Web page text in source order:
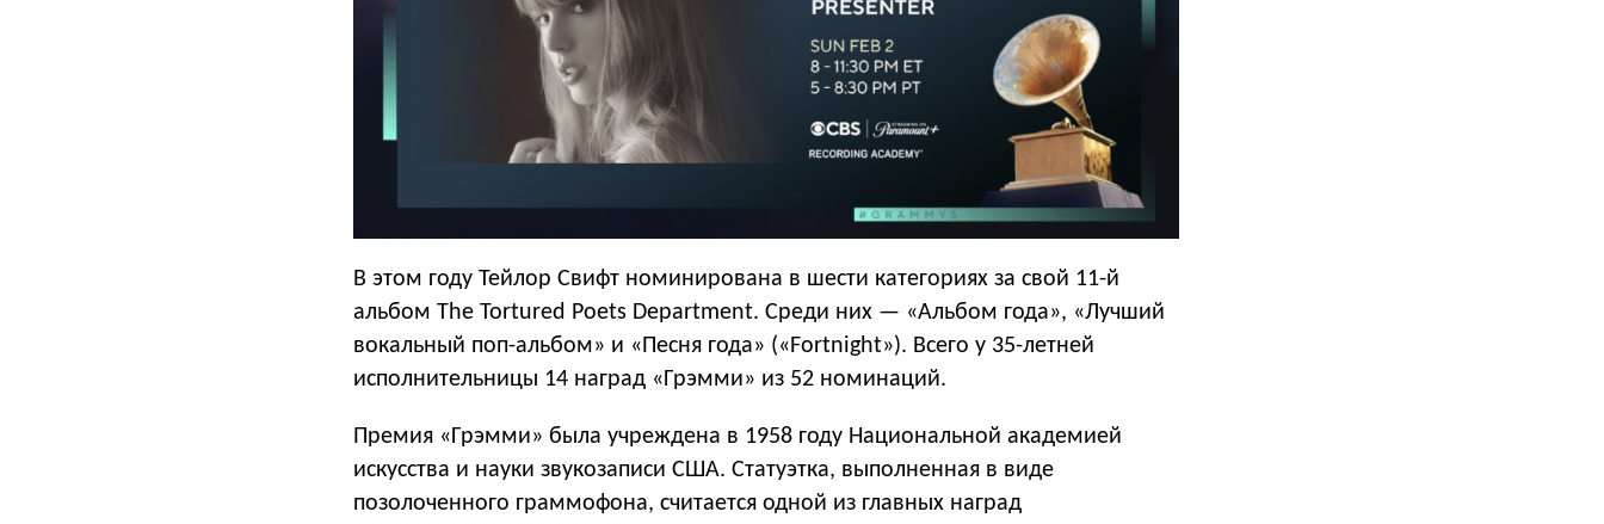
В этом году Тейлор Свифт номинирована в шести категориях за свой 11-й
альбом The Tortured Poets Department. Среди них — «Альбом года», «Лучший
вокальный поп-альбом» и «Песня года» («Fortnight»). Всего у 35-летней
исполнительницы 14 наград «Грэмми» из 52 номинаций.
Премия «Грэмми» была учреждена в 1958 году Национальной академией
искусства и науки звукозаписи США. Статуэтка, выполненная в виде
позолоченного граммофона, считается одной из главных наград